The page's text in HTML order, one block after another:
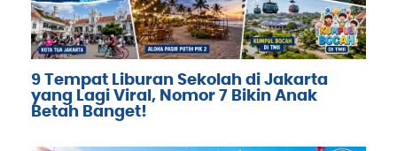
9 Tempat Liburan Sekolah di Jakarta
yang Lagi Viral, Nomor 7 Bikin Anak
Betah Banget!